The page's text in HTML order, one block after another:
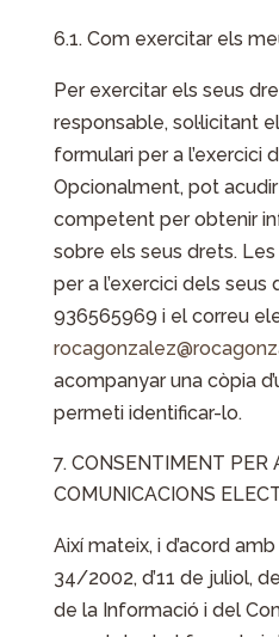
6.1. Com exercitar els
Per exercitar els seus
responsable, sol·licitant
formulari per a l’exercici
Opcionalment, pot
competent per obtenir
sobre els seus drets.
per a l’exercici dels
936565969 i el correu
acompanyar una còpia
permeti identificar-lo.
CONSENTIMENT PER
COMUNICACIONS
Així mateix, i d’acord
34/2002, d’11 de juliol,
de la Informació i del